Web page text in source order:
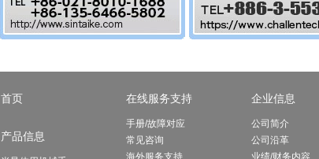
首页
产品信息
在线服务支持
手册/故障对应
常见咨询
海外服务支持
企业信息
公司简介
公司沿革
业绩/财务内容